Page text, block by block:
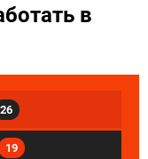
в
26
19